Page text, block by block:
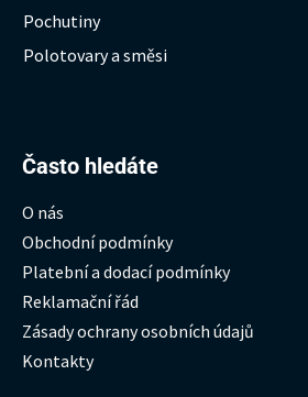
Pochutiny
Polotovary a směsi
Často hledáte
O nás
Obchodní podmínky
Platební a dodací podmínky
Reklamační řád
Zásady ochrany osobních údajů
Kontakty
Hledat: